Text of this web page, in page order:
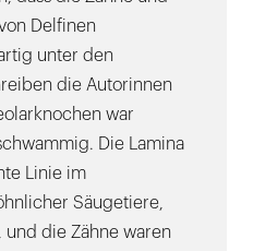
Delfinen
unter den
die Autorinnen
war
Die Lamina
Linie im
Säugetiere,
die Zähne waren